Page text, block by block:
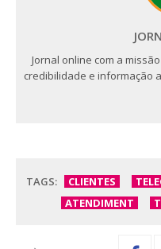
Jornal online com a
credibilidade e informação
TAGS: CLIENTES
ATENDIMENT